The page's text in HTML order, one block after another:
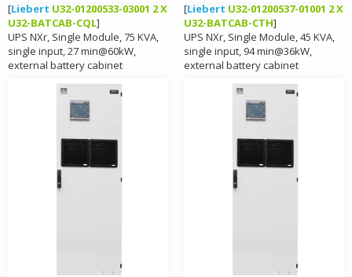
[Liebert U32-01200533-03001 2 X
U32-BATCAB-CQL]
UPS NXr, Single Module, 75 KVA,
single input, 27 min@60kW,
external battery cabinet
[Liebert U32-01200537-01001 2 X
U32-BATCAB-CTH]
UPS NXr, Single Module, 45 KVA,
single input, 94 min@36kW,
external battery cabinet